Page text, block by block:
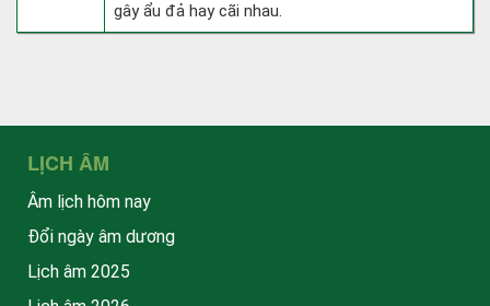
gây ẩu đả hay cãi nhau.
LỊCH ÂM
Âm lịch hôm nay
Đổi ngày âm dương
Lịch âm 2025